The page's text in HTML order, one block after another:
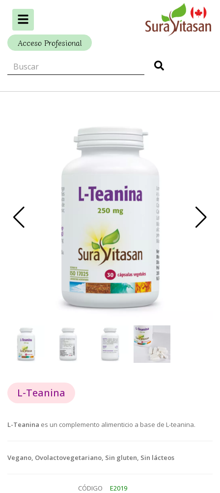
Alternar
navegación
Acceso Profesional
L-Teanina
L-Teanina es un complemento alimenticio a base de L-teanina.
Vegano, Ovolactovegetariano, Sin gluten, Sin lácteos
CÓDIGO
E2019